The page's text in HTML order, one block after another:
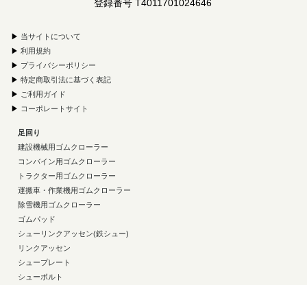
登録番号 T4011701024646
▶ 当サイトについて
▶ 利用規約
▶ プライバシーポリシー
▶ 特定商取引法に基づく表記
▶ ご利用ガイド
▶ コーポレートサイト
足回り
建設機械用ゴムクローラー
コンバイン用ゴムクローラー
トラクター用ゴムクローラー
運搬車・作業機用ゴムクローラー
除雪機用ゴムクローラー
ゴムパッド
シューリンクアッセン(鉄シュー)
リンクアッセン
シュープレート
シューボルト